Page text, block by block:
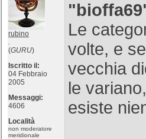
rubino
.
(GURU)
Iscritto il:
04 Febbraio
2005
Messaggi:
4606
Località
non moderatore
meridionale
Le
volte, e
vecchia
le
esiste